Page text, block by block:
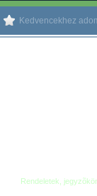
Kedvencekhez
Rendeletek,